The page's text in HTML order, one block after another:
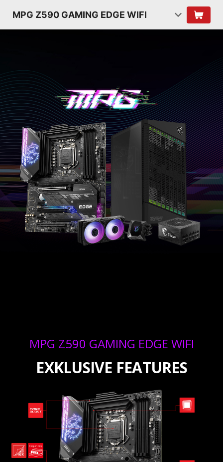
MPG Z590 GAMING EDGE WIFI
MPG Z590 GAMING EDGE WIFI
EXKLUSIVE FEATURES